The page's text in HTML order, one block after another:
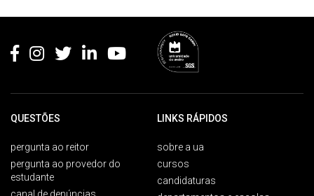
QUESTÕES
pergunta ao reitor
pergunta ao provedor do
estudante
LINKS RÁPIDOS
sobre a ua
cursos
candidaturas